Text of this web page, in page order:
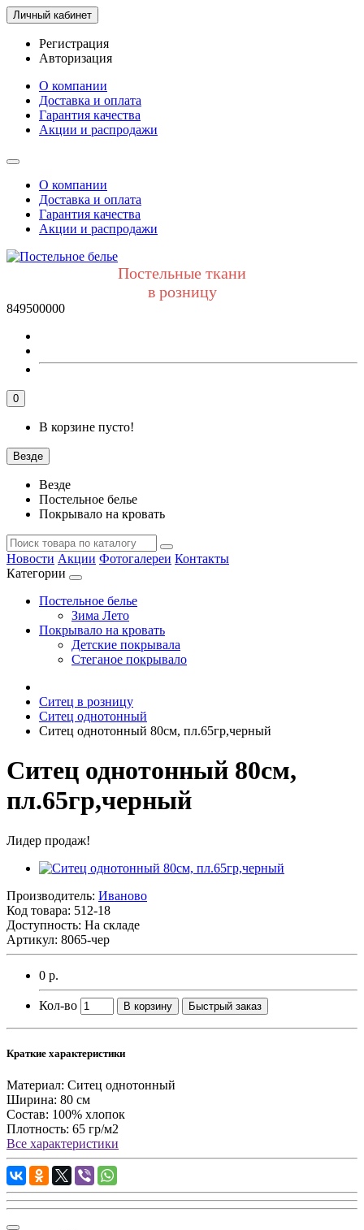
Личный кабинет
Регистрация
Авторизация
О компании
Доставка и оплата
Гарантия качества
Акции и распродажи
О компании
Доставка и оплата
Гарантия качества
Акции и распродажи
Постельные ткани
в розницу
849500000
0
В корзине пусто!
Везде
Везде
Постельное белье
Покрывало на кровать
Новости Акции Фотогалереи Контакты
Категории
Постельное белье
Зима Лето
Покрывало на кровать
Детские покрывала
Стеганое покрывало
Ситец в розницу
Ситец однотонный
Ситец однотонный 80см, пл.65гр,черный
Ситец однотонный 80см,
пл.65гр,черный
Лидер продаж!
Производитель: Иваново
Код товара: 512-18
Доступность: На складе
Артикул: 8065-чер
0 р.
Кол-во В корзину Быстрый заказ
Краткие характеристики
Материал: Ситец однотонный
Ширина: 80 см
Состав: 100% хлопок
Плотность: 65 гр/м2
Все характеристики